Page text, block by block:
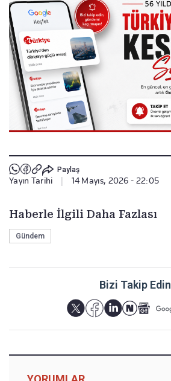
Paylaş
Yayın Tarihi 14 Mayıs, 2026 - 22:05
Haberle İlgili Daha Fazlası
Gündem
Bizi Takip Edin